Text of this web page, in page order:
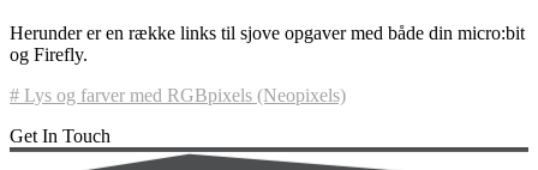
Herunder er en række links til sjove opgaver med både din micro:bit
og Firefly.
# Lys og farver med RGBpixels (Neopixels)
Get In Touch